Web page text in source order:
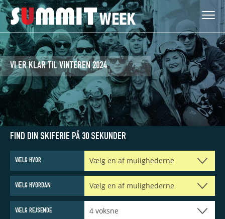
Skip
to
content
Go
to
navigation
Summitweek
Menu
VI ER KLAR TIL VINTEREN 2024
FIND DIN SKIFERIE PÅ 30 SEKUNDER
VÆLG HVOR Vælg en af mulighederne
VÆLG HVORDAN Vælg en af mulighederne
VÆLG REJSENDE 4 voksne
FRANKRIG
Tignes
Val Thorens